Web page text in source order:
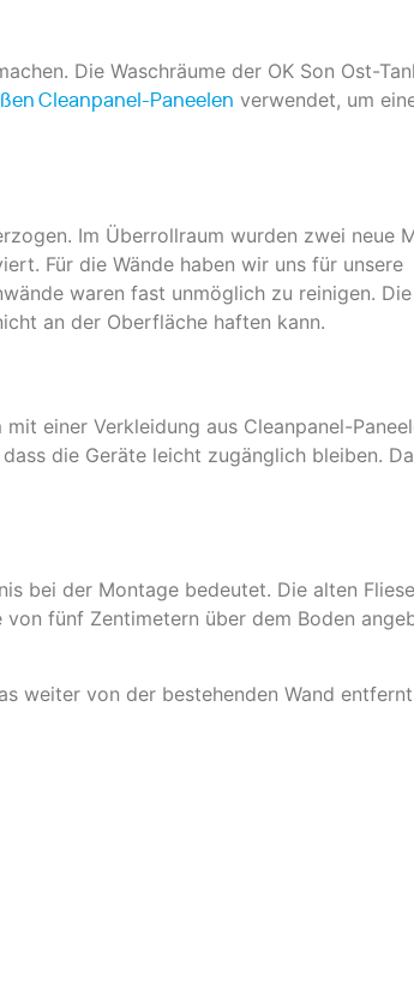
Die Waschräume der OK Son Ost-
Cleanpanel-Paneelen verwendet, um
Im Überrollraum wurden zwei neue
Für die Wände haben wir uns für unsere
waren fast unmöglich zu reinigen.
an der Oberfläche haften kann.
einer Verkleidung aus Cleanpanel-
die Geräte leicht zugänglich bleiben.
bei der Montage bedeutet. Die alten
fünf Zentimetern über dem Boden
weiter von der bestehenden Wand